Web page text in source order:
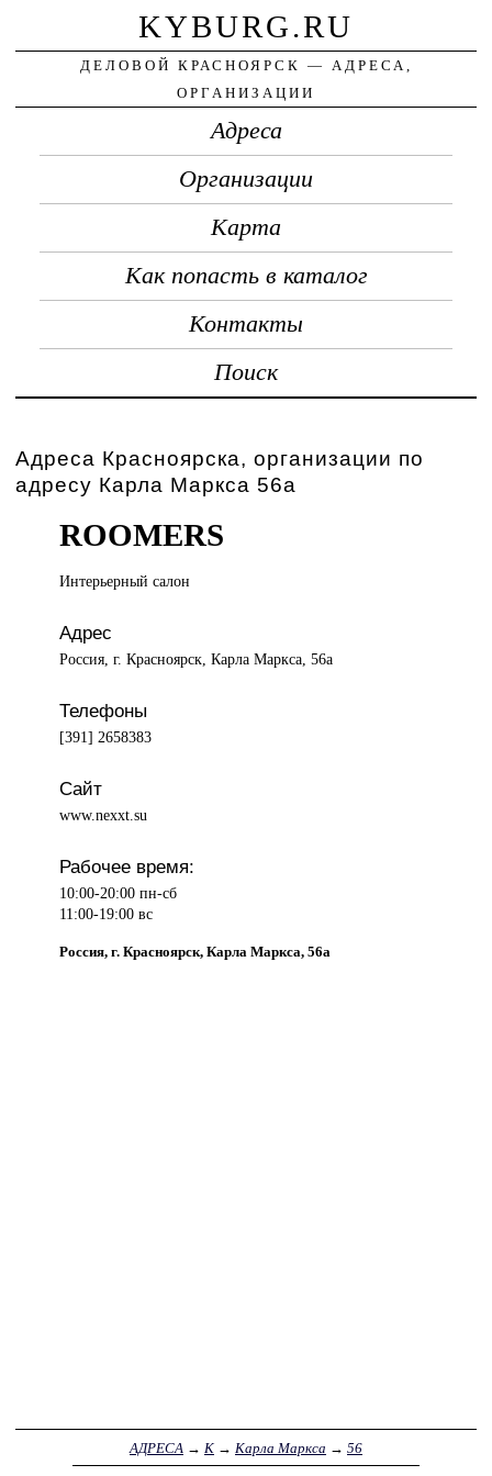
KYBURG.RU
ДЕЛОВОЙ КРАСНОЯРСК — АДРЕСА,
ОРГАНИЗАЦИИ
Адреса
Организации
Карта
Как попасть в каталог
Контакты
Поиск
Адреса Красноярска, организации по
адресу Карла Маркса 56а
ROOMERS
Интерьерный салон
Адрес
Россия, г. Красноярск, Карла Маркса, 56а
Телефоны
[391] 2658383
Сайт
www.nexxt.su
Рабочее время:
10:00-20:00 пн-сб
11:00-19:00 вс
Россия, г. Красноярск, Карла Маркса, 56а
АДРЕСА → К → Карла Маркса → 56